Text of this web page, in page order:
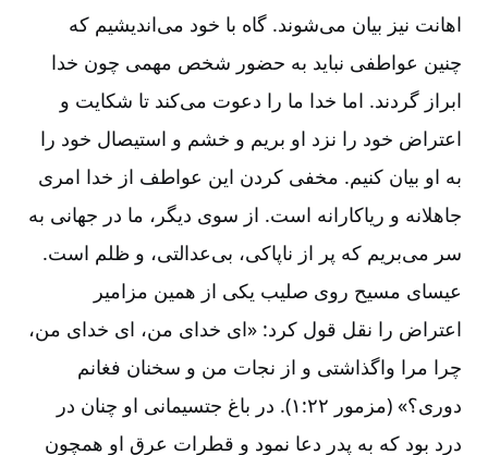
اهانت نیز بیان می‌‌شوند. گاه با خود می‌‌اندیشیم که
چنین عواطفی نباید به حضور شخص مهمی چون خدا
ابراز گردند. اما خدا ما را دعوت می‌‌کند تا شکایت و
اعتراض خود را نزد او بریم و خشم و استیصال خود را
به او بیان کنیم. مخفی کردن این عواطف از خدا امری
جاهلانه و ریاکارانه است. از سوی دیگر، ما در جهانی به
سر می‌‌بریم که پر از ناپاکی، بی‌‌عدالتی، و ظلم است.
عیسای مسیح روی صلیب یکی از همین مزامیر
اعتراض را نقل قول کرد: «ای خدای من، ای خدای من،
چرا مرا واگذاشتی و از نجات من و سخنان فغانم
دوری؟» (مزمور ۲۲:‏۱). در باغ جتسیمانی او چنان در
درد بود که به پدر دعا نمود و قطرات عرق او همچون